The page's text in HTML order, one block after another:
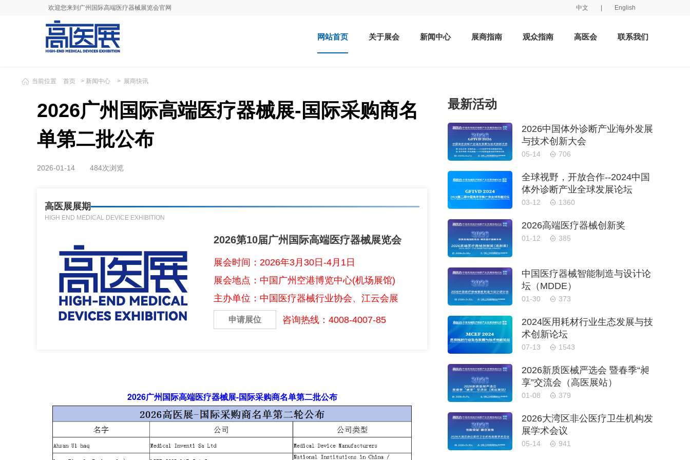
欢迎您来到广州国际高端医疗器械展览会官网 中文 English
网站首页 关于展会 新闻中心 展商指南 观众指南 高医会 联系我们
当前位置 首页 > 新闻中心 > 展商快讯
2026广州国际高端医疗器械展-国际采购商名
单第二批公布
2026-01-14 484次浏览
高医展展期
HIGH END MEDICAL DEVICE EXHIBITION
2026第10届广州国际高端医疗器械展览会
展会时间：2026年3月30日-4月1日
展会地点：中国广州空港博览中心(机场展馆)
主办单位：中国医疗器械行业协会、江云会展
申请展位 咨询热线：4008-4007-85
2026广州国际高端医疗器械展-国际采购商名单第二批公布
最新活动
2026中国体外诊断产业海外发展
与技术创新大会
05-14 706
全球视野，开放合作--2024中国
体外诊断产业全球发展论坛
03-12 1360
2026高端医疗器械创新奖
01-12 385
中国医疗器械智能制造与设计论
坛（MDDE）
01-30 373
2024医用耗材行业生态发展与技
术创新论坛
07-13 1543
2026新质医械严选会 暨春季“昶
享”交流会（高医展站）
01-08 379
2026大湾区非公医疗卫生机构发
展学术会议
05-14 941